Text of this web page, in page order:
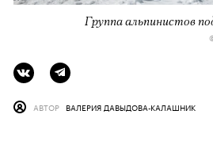
Группа альпинистов
АВТОР ВАЛЕРИЯ ДАВЫДОВА-КАЛАШНИК